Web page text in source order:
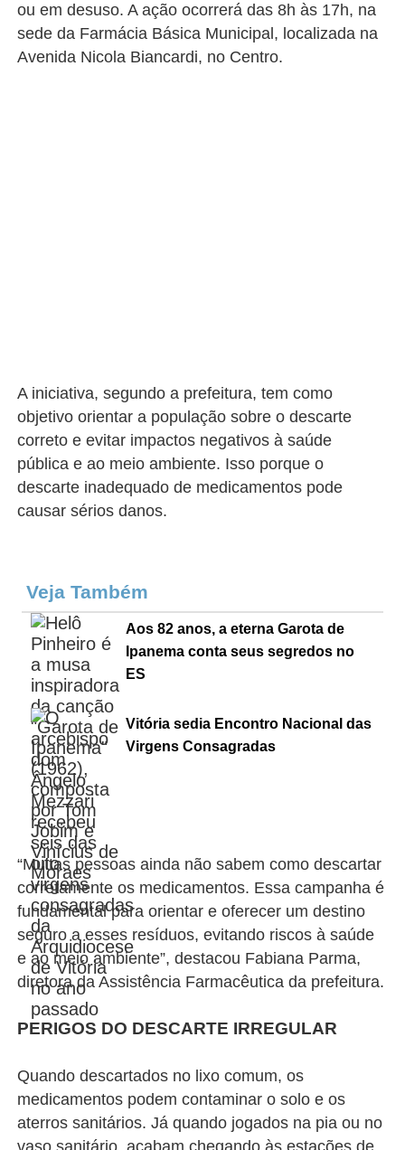
ou em desuso. A ação ocorrerá das 8h às 17h, na
sede da Farmácia Básica Municipal, localizada na
Avenida Nicola Biancardi, no Centro.
A iniciativa, segundo a prefeitura, tem como
objetivo orientar a população sobre o descarte
correto e evitar impactos negativos à saúde
pública e ao meio ambiente. Isso porque o
descarte inadequado de medicamentos pode
causar sérios danos.
Veja Também
Aos 82 anos, a eterna Garota de
Ipanema conta seus segredos no
ES
Vitória sedia Encontro Nacional das
Virgens Consagradas
“Muitas pessoas ainda não sabem como descartar
corretamente os medicamentos. Essa campanha é
fundamental para orientar e oferecer um destino
seguro a esses resíduos, evitando riscos à saúde
e ao meio ambiente”, destacou Fabiana Parma,
diretora da Assistência Farmacêutica da prefeitura.
PERIGOS DO DESCARTE IRREGULAR
Quando descartados no lixo comum, os
medicamentos podem contaminar o solo e os
aterros sanitários. Já quando jogados na pia ou no
vaso sanitário, acabam chegando às estações de